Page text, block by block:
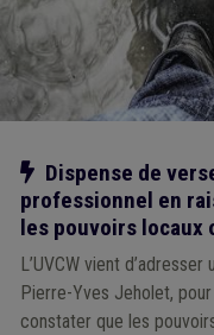
Notre action
Dispense de
professionnel en
les pouvoirs
L’UVCW vient
Pierre-Yves Jeholet,
constater que les